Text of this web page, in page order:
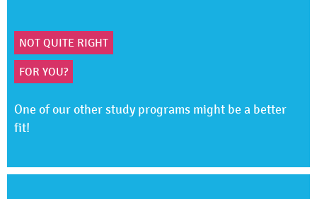
NOT QUITE RIGHT
FOR YOU?
One of our other study programs might be a better
fit!